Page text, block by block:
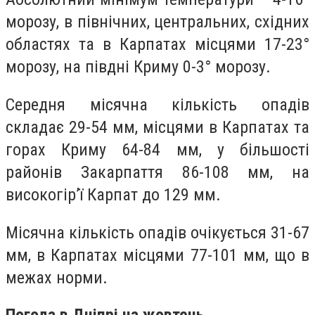
морозу, в північних, центральних, східних
областях та в Карпатах місцями 17-23°
морозу, на півдні Криму 0-3° морозу.
Середня місячна кількість опадів
складає 29-54 мм, місцями в Карпатах та
горах Криму 64-84 мм, у більшості
районів Закарпаття 86-108 мм, на
високогір’ї Карпат до 129 мм.
Місячна кількість опадів очікується 31-67
мм, в Карпатах місцями 77-101 мм, що в
межах норми.